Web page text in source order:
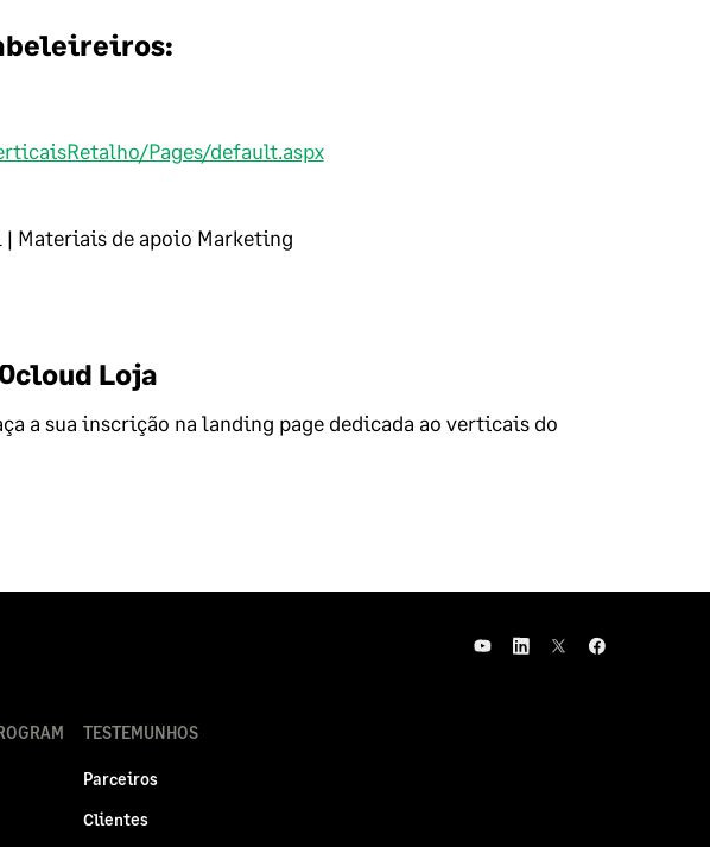
Pages/default.aspx
Materiais de apoio Marketing
Loja
a sua inscrição na landing page dedicada ao verticais do
TESTEMUNHOS
Parceiros
Clientes